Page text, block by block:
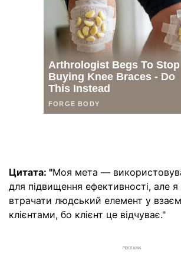
Цитата: "Моя мета —
для підвищення ефективності, але
втрачати людський елемент у
клієнтами, бо клієнт це відчуває."
РЕКЛАМА